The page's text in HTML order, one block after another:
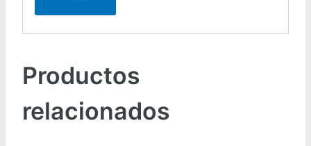
Productos
relacionados